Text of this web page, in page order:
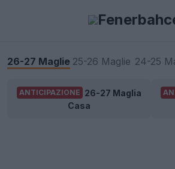
26-27 Maglie 25-26 Maglie 24-25
ANTICIPAZIONE 26-27 Maglia
Casa